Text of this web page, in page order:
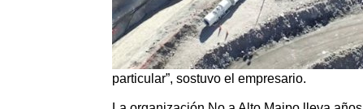
particular”, sostuvo el empresario.